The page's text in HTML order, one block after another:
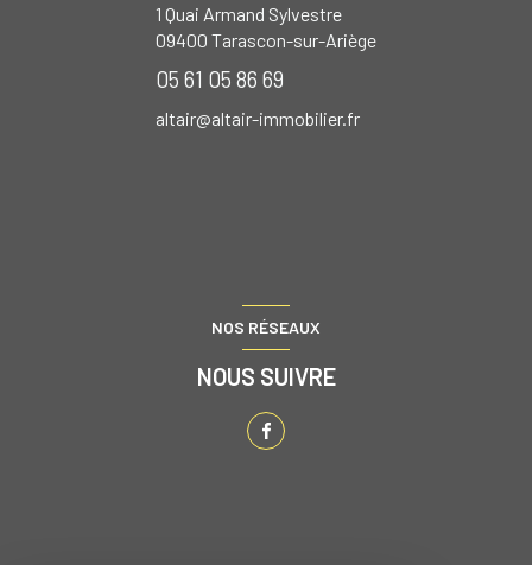
1 Quai Armand Sylvestre
09400 Tarascon-sur-Ariège
05 61 05 86 69
altair@altair-immobilier.fr
NOS RÉSEAUX
NOUS SUIVRE